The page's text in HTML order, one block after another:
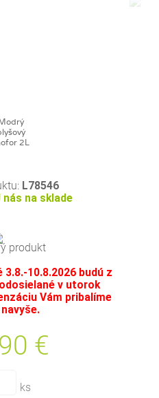
L78546
nás na sklade
produkt
3.8.-10.8.2026 budú z
v utorok
Vám pribalíme
€
ks